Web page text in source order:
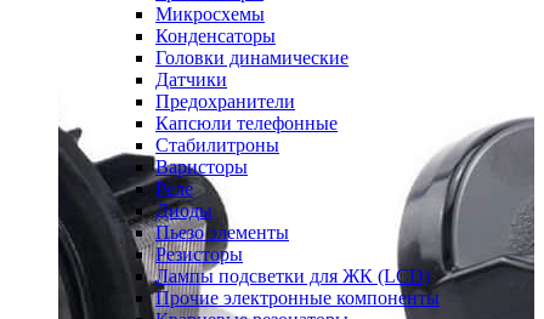
Микросхемы
Конденсаторы
Головки динамические
Датчики
Предохранители
Капсюли телефонные
Стабилитроны
Варисторы
Реле
Диоды
Пьезо элементы
Резисторы
Лампы подсветки для ЖК (LCD)
Прочие электронные компоненты